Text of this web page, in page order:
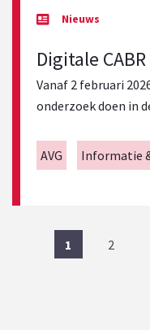
Digitale
Vanaf 2 februari
onderzoek doen in
AVG Informatie
1 2